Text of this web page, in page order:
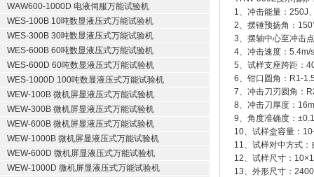
WAW600-1000D 电液伺服万能试验机
WES-100B 10吨数显液压式万能试验机
WES-300B 30吨数显液压式万能试验机
WES-600B 60吨数显液压式万能试验机
WES-600D 60吨数显液压式万能试验机
WES-1000D 100吨数显液压式万能试验机
WEW-100B 微机屏显液压式万能试验机
WEW-300B 微机屏显液压式万能试验机
WEW-600B 微机屏显液压式万能试验机
WEW-1000B 微机屏显液压式万能试验机
WEW-600D 微机屏显液压式万能试验机
WEW-1000D 微机屏显液压式万能试验机
1、冲击能量：250J
2、摆锤预扬角：
3、摆轴中心至冲击
4、冲击速度：5.4m/s
5、试样支座跨距：
6、钳口圆角：R1-
7、冲击刀刃圆角：
8、冲击刀厚度：
9、角度准确度：
10、试样盒容量：
11、试样对中方式：
12、试样尺寸：
13、外形尺寸：